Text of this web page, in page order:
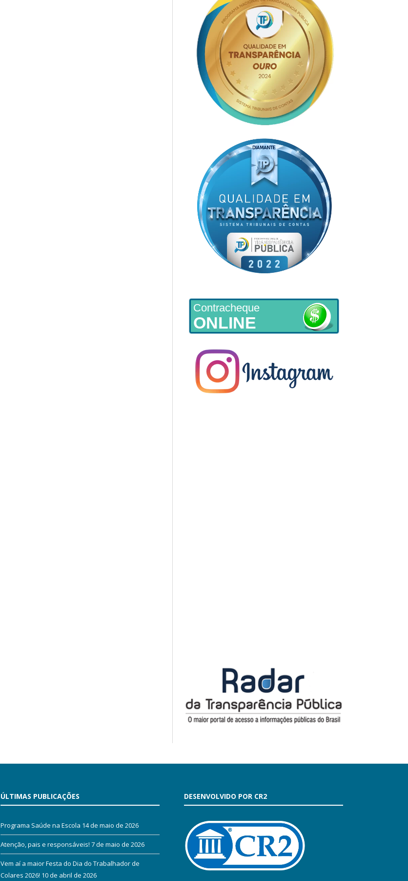
Contracheque
ONLINE
ÚLTIMAS PUBLICAÇÕES
Programa Saúde na Escola 14 de maio de 2026
Atenção, pais e responsáveis! 7 de maio de 2026
Vem aí a maior Festa do Dia do Trabalhador de
Colares 2026! 10 de abril de 2026
DESENVOLVIDO POR CR2